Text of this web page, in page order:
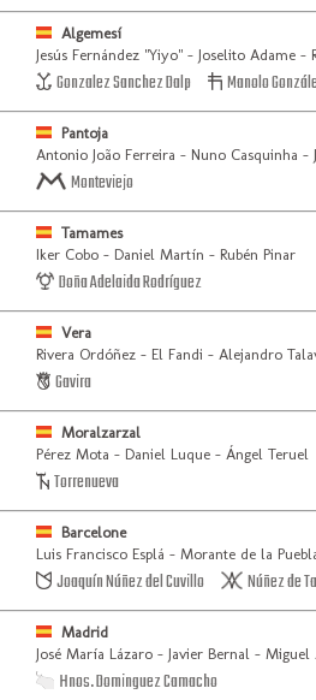
Algemesí
Jesús Fernández "Yiyo" - Joselito Adame -
Gonzalez Sanchez Dalp Manolo
Pantoja
Antonio João Ferreira - Nuno Casquinha -
Monteviejo
Tamames
Iker Cobo - Daniel Martín - Rubén Pinar
Doña Adelaida Rodríguez
Vera
Rivera Ordóñez - El Fandi - Alejandro
Gavira
Moralzarzal
Pérez Mota - Daniel Luque - Ángel Teruel
Torrenueva
Barcelone
Luis Francisco Esplá - Morante de la
Joaquín Núñez del Cuvillo Núñez de
Madrid
José María Lázaro - Javier Bernal - Miguel
Hnos. Dominguez Camacho